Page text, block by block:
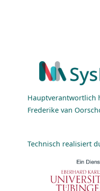
Hauptverantwortlich
Frederike van
Technisch realisiert